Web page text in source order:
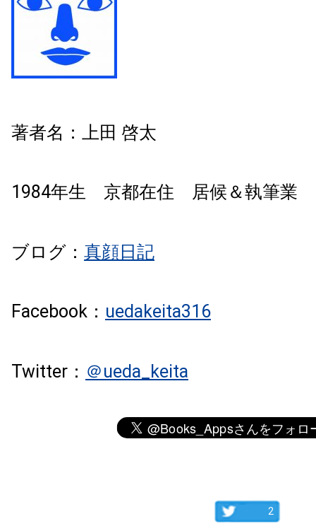
著者名：上田 啓太
1984年生 京都在住 居候＆執筆業
ブログ： 真顔日記
Facebook： uedakeita316
Twitter： ＠ueda_keita
2